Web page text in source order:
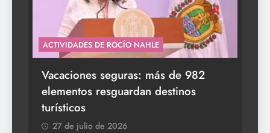
ACTIVIDADES DE ROCÍO NAHLE
Vacaciones seguras: más de 982
elementos resguardan destinos
turísticos
27 de julio de 2026